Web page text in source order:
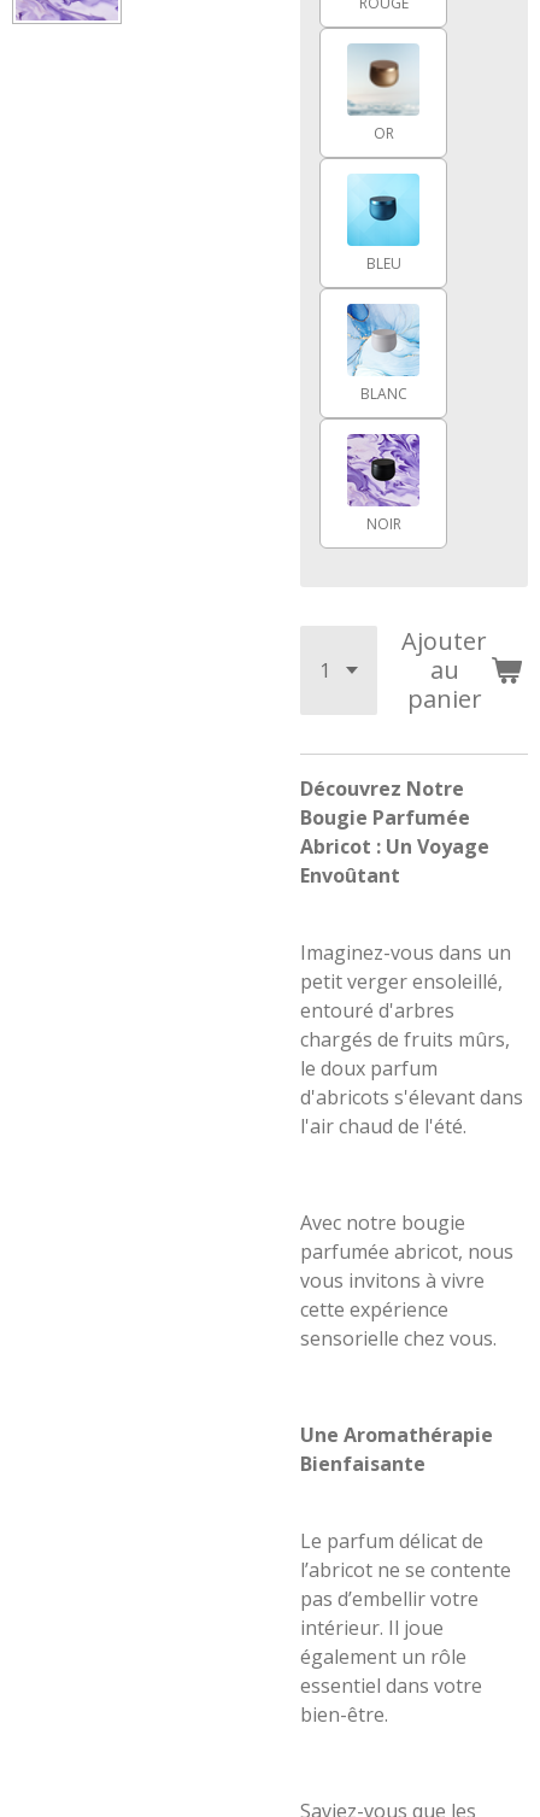
OR
BLEU
BLANC
NOIR
Ajouter
au
panier
Découvrez Notre
Bougie Parfumée
Abricot : Un Voyage
Envoûtant
Imaginez-vous dans un
petit verger ensoleillé,
entouré d'arbres
chargés de fruits mûrs,
le doux parfum
d'abricots s'élevant dans
l'air chaud de l'été.
Avec notre bougie
parfumée abricot, nous
vous invitons à vivre
cette expérience
sensorielle chez vous.
Une Aromathérapie
Bienfaisante
Le parfum délicat de
l’abricot ne se contente
pas d’embellir votre
intérieur. Il joue
également un rôle
essentiel dans votre
bien-être.
Saviez-vous que les